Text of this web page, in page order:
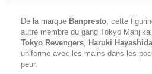
De la marque Banpresto, cette
autre membre du gang Tokyo
Tokyo Revengers, Haruki Hayashida
uniforme avec les mains dans les
peur.